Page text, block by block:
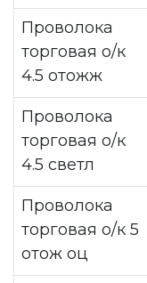
Проволока
торговая о/к
4.5 отожж
Проволока
торговая о/к
4.5 светл
Проволока
торговая о/к 5
отож оц